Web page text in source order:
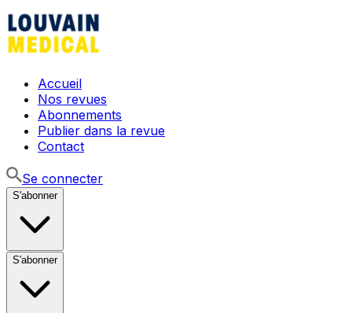
Accueil
Nos revues
Abonnements
Publier dans la revue
Contact
Se connecter
S'abonner
S'abonner